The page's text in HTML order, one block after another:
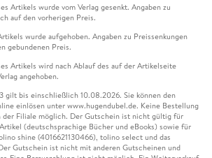
Artikels wurde vom Verlag gesenkt. Angaben zu
auf den vorherigen Preis.
wurde aufgehoben. Angaben zu Preissenkungen
gebundenen Preis.
Artikels wird nach Ablauf des auf der Artikelseite
angehoben.
gilt bis einschließlich 10.08.2026. Sie können den
einlösen unter www.hugendubel.de. Keine Bestellung
der Filiale möglich. Der Gutschein ist nicht gültig für
(deutschsprachige Bücher und eBooks) sowie für
shine (4016621130466), tolino select und das
Gutschein ist nicht mit anderen Gutscheinen und